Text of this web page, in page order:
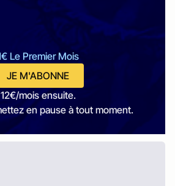
Le Premier Mois
JE M'ABONNE
12€/mois ensuite.
en pause à tout moment.